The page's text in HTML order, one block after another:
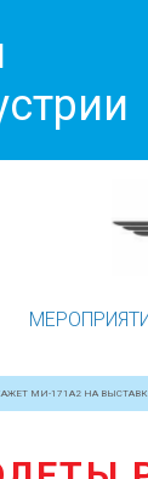
МИ-171А2 НА ВЫСТАВКЕ